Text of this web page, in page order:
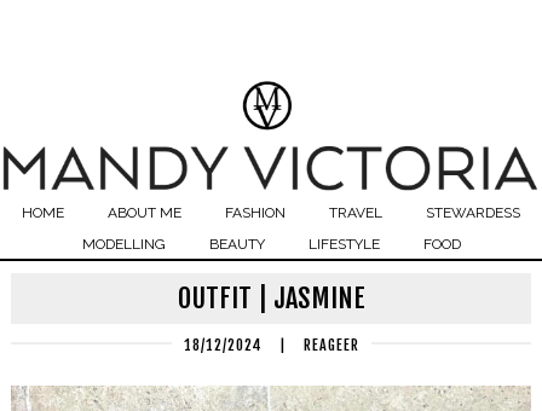
HOME ABOUT ME FASHION TRAVEL
STEWARDESS
MODELLING
BEAUTY LIFESTYLE FOOD
OUTFIT | JASMINE
18/12/2024 REAGEER